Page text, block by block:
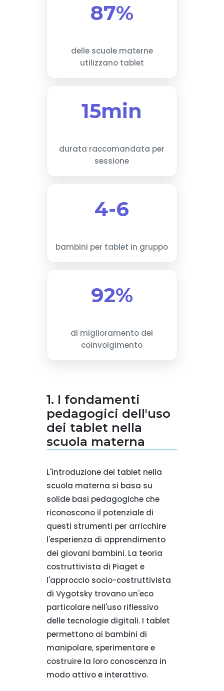
87%
delle scuole materne
utilizzano tablet
15min
durata raccomandata per
sessione
4-6
bambini per tablet in gruppo
92%
di miglioramento del
coinvolgimento
1. I fondamenti
pedagogici dell'uso
dei tablet nella
scuola materna
L'introduzione dei tablet nella
scuola materna si basa su
solide basi pedagogiche che
riconoscono il potenziale di
questi strumenti per arricchire
l'esperienza di apprendimento
dei giovani bambini. La teoria
costruttivista di Piaget e
l'approccio socio-costruttivista
di Vygotsky trovano un'eco
particolare nell'uso riflessivo
delle tecnologie digitali. I tablet
permettono ai bambini di
manipolare, sperimentare e
costruire la loro conoscenza in
modo attivo e interattivo.